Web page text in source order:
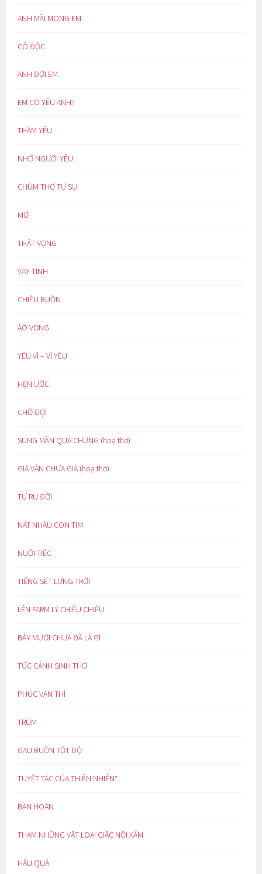
ANH MÃI MONG EM
CÔ ĐỘC
ANH ĐỢI EM
EM CÓ YÊU ANH?
THẦM YÊU
NHỚ NGƯỜI YÊU
CHÙM THƠ TỰ SỰ
MƠ
THẤT VỌNG
VAY TÌNH
CHIỀU BUỒN
ẢO VỌNG
YÊU VÌ – VÌ YÊU
HẸN ƯỚC
CHỜ ĐỢI
SUNG MÃN QUÁ CHỪNG (hoạ thơ)
GIÀ VẪN CHƯA GIÀ (hoạ thơ)
TỰ RU ĐỜI
NÁT NHÀU CON TIM
NUỐI TIẾC
TIẾNG SÉT LƯNG TRỜI
LÊN FARM LÝ CHIỀU CHIỀU
BẢY MƯƠI CHƯA ĐÃ LÀ GÌ
TỨC CẢNH SINH THƠ
PHÚC VẠN THÌ
TRÙM
ĐAU BUỒN TỘT ĐỘ
TUYỆT TÁC CỦA THIÊN NHIÊN*
BÀN HOÀN
THAM NHŨNG VẶT LOẠI GIẶC NỘI XÂM
HẬU QUẢ